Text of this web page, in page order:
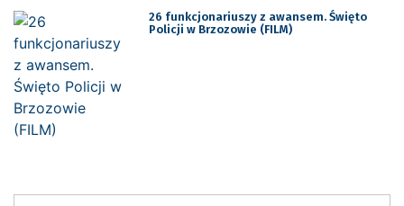
26 funkcjonariuszy z awansem. Święto
Policji w Brzozowie (FILM)